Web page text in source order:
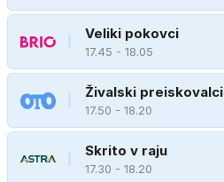
Veliki pokovci
17.45 - 18.05
Živalski preiskovalci
17.50 - 18.20
Skrito v raju
17.30 - 18.20